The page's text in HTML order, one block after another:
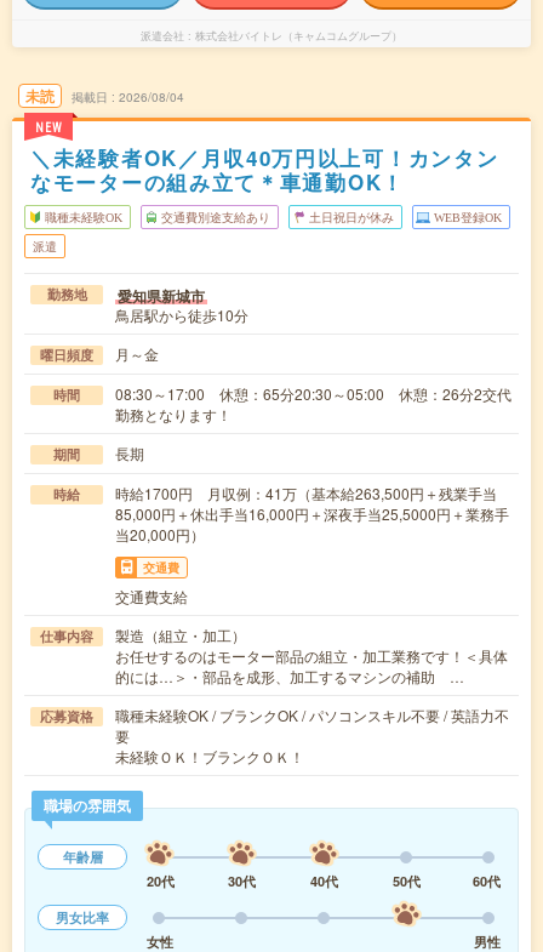
派遣会社 株式会社バイトレ（キャムコムグループ）
未読
NEW
掲載日 2026/08/04
＼未経験者OK／月収40万円以上可！カンタン
なモーターの組み立て＊車通勤OK！
職種未経験OK 交通費別途支給あり 土日祝日が休み WEB登録OK
派遣
勤務地 愛知県新城市
鳥居駅から徒歩10分
曜日頻度 月～金
時間
08:30～17:00 休憩：65分20:30～05:00 休憩：26分2交代
勤務となります！
期間 長期
時給
時給1700円 月収例：41万（基本給263,500円＋残業手当
85,000円＋休出手当16,000円＋深夜手当25,5000円＋業務手
当20,000円）
交通費
交通費支給
仕事内容
製造（組立・加工）
お任せするのはモーター部品の組立・加工業務です！＜具体
的には…＞・部品を成形、加工するマシンの補助 …
応募資格
職種未経験OK / ブランクOK / パソコンスキル不要 / 英語力不
要
未経験ＯＫ！ブランクＯＫ！
職場の雰囲気
年齢層
20代
30代 40代 50代
60代
男女比率
女性
男性